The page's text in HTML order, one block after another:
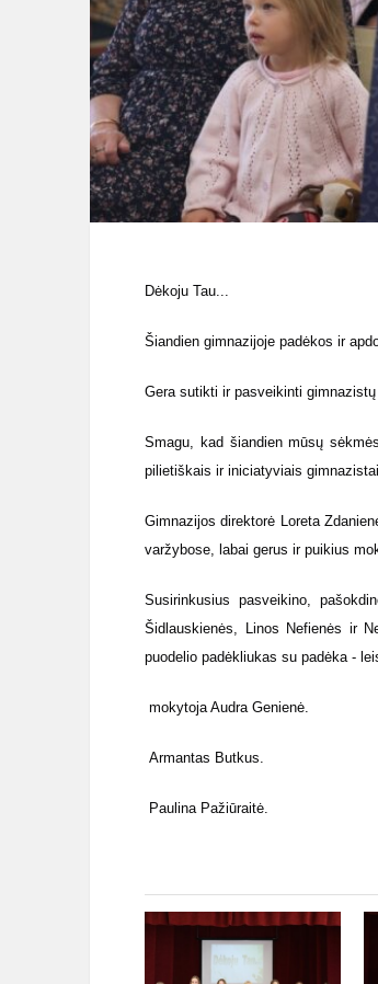
Dėkoju Tau...
Šiandien gimnazijoje padėkos ir
Gera sutikti ir pasveikinti
Smagu, kad šiandien mūsų
pilietiškais ir iniciatyviais
Gimnazijos direktorė Loreta
varžybose, labai gerus ir puikius
Susirinkusius pasveikino,
Šidlauskienės, Linos Nefienės ir
puodelio padėkliukas su padėka -
mokytoja Audra Genienė.
Armantas Butkus.
Paulina Pažiūraitė.